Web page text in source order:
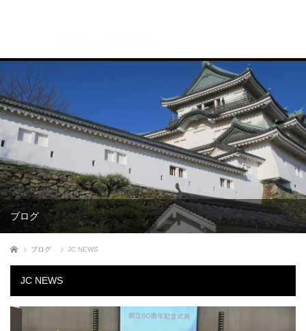
ブログ
ホームブログ JC NEWS
JC NEWS